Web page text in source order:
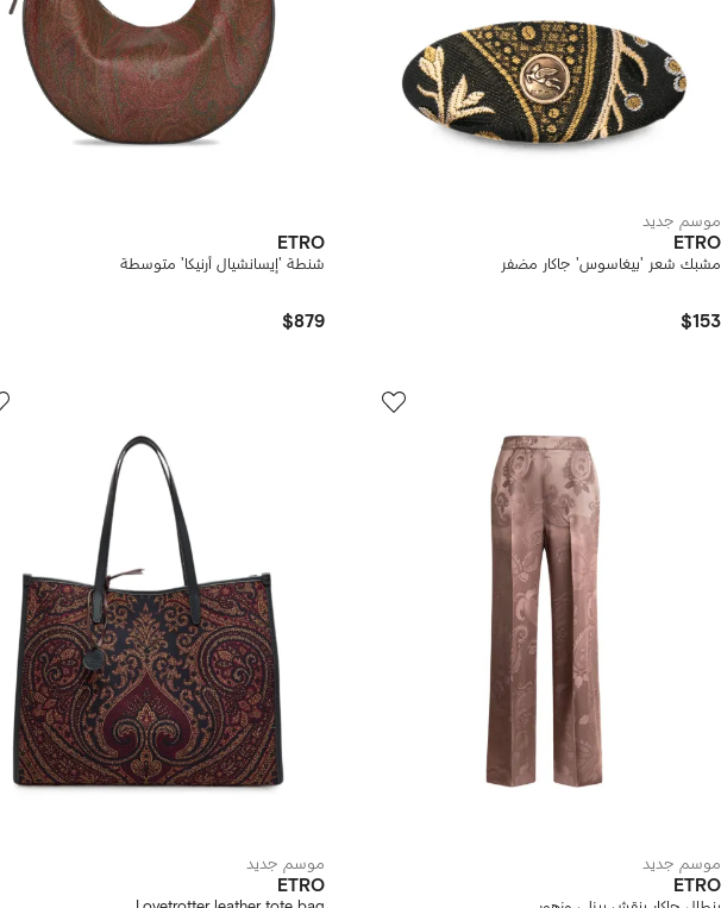
موسم جديد
ETRO
مشبك شعر 'بيغاسوس' جاكار مضفر
$153
ETRO
شنطة 'إيسانشيال أرنيكا' متوسطة
$879
موسم جديد
ETRO
موسم جديد
ETRO